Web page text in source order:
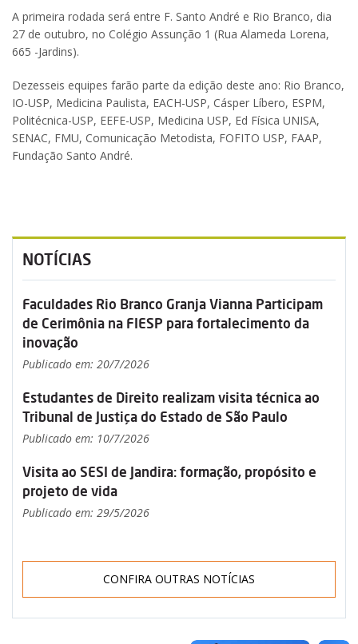
A primeira rodada será entre F. Santo André e Rio Branco, dia
27 de outubro, no Colégio Assunção 1 (Rua Alameda Lorena,
665 -Jardins).
Dezesseis equipes farão parte da edição deste ano: Rio Branco,
IO-USP, Medicina Paulista, EACH-USP, Cásper Líbero, ESPM,
Politécnica-USP, EEFE-USP, Medicina USP, Ed Física UNISA,
SENAC, FMU, Comunicação Metodista, FOFITO USP, FAAP,
Fundação Santo André.
NOTÍCIAS
Faculdades Rio Branco Granja Vianna Participam
de Cerimônia na FIESP para fortalecimento da
inovação
Publicado em: 20/7/2026
Estudantes de Direito realizam visita técnica ao
Tribunal de Justiça do Estado de São Paulo
Publicado em: 10/7/2026
Visita ao SESI de Jandira: formação, propósito e
projeto de vida
Publicado em: 29/5/2026
CONFIRA OUTRAS NOTÍCIAS